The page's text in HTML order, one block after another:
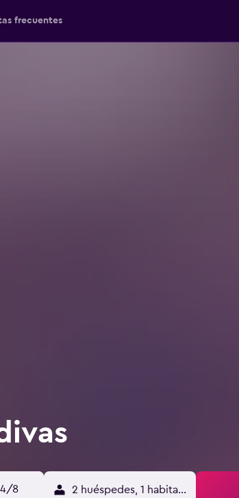
frecuentes
8 2 huéspedes, 1 habitación